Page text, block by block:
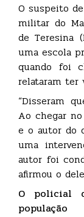
O suspeito
militar do
de Teresina
uma escola
quando foi
relataram ter
“Disseram
Ao chegar
e o autor do
uma
autor foi
afirmou o
O policial
população